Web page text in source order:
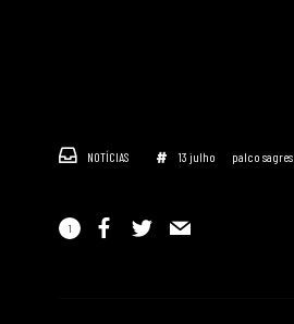
NOTÍCIAS 13 julho palco sagres
1